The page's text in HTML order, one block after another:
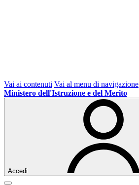
Vai ai contenuti Vai al menu di navigazione
Ministero dell'Istruzione e del Merito
Accedi